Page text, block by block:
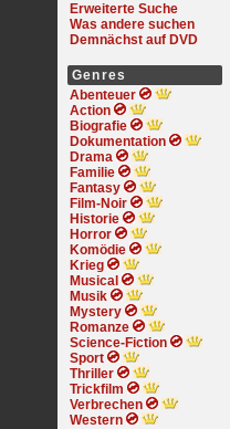
Erweiterte Suche
Was andere suchen
Demnächst auf DVD
Genres
Abenteuer
Action
Biografie
Dokumentation
Drama
Familie
Fantasy
Film-Noir
Historie
Horror
Komödie
Krieg
Musical
Musik
Mystery
Romanze
Science-Fiction
Sport
Thriller
Trickfilm
Verbrechen
Western